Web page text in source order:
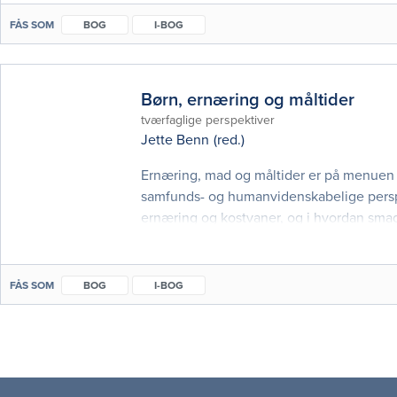
FÅS SOM BOG I-BOG
Børn, ernæring og måltider
tværfaglige perspektiver
Jette Benn (red.)
Ernæring, mad og måltider er på
samfunds- og humanvidenskabelige
ernæring og kostvaner, og i hvordan
FÅS SOM BOG I-BOG